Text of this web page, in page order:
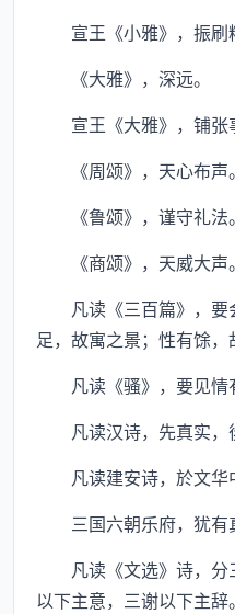
宣王《小雅》，振刷
《大雅》，深远。
宣王《大雅》，铺张
《周颂》，天心布声。
《鲁颂》，谨守礼法。
《商颂》，天威大声。
凡读《三百篇》，要
足，故寓之景；性有馀，
凡读《骚》，要见情
凡读汉诗，先真实，
凡读建安诗，於文华
三国六朝乐府，犹有
凡读《文选》诗，分
以下主意，三谢以下主